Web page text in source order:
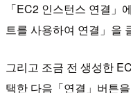
「EC2 인스턴스 연결」
트를 사용하여 연결」을
그리고 조금 전 생성한
택한 다음「연결」버튼